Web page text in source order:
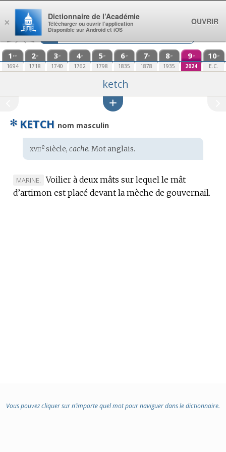
Aller au contenu
1 re
1694
2e
1718
3e
1740
4e
1762
5e
1798
6e
1835
7e
1878
8e
1935
9e
2024
10e
E.C.
ketch
✻ KETCH nom masculin
Étymologie
:
xviiesiècle, cache. Motanglais.
MARQUE
DE
MARINE.
Voilier à deux mâts sur lequel le mât
d’artimon est placé devant la mèche de gouvernail.
Vous pouvez cliquer sur n’importe quel mot pour naviguer dans le dictionnaire.
×
Dictionnaire de l’Académie
Télécharger ou ouvrir l’application
Disponible sur Android et iOS
OUVRIR